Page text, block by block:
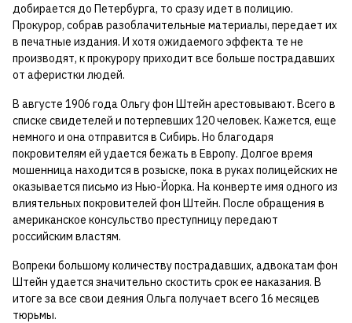
добирается до Петербурга, то сразу идет в полицию.
Прокурор, собрав разоблачительные материалы, передает их
в печатные издания. И хотя ожидаемого эффекта те не
производят, к прокурору приходит все больше пострадавших
от аферистки людей.
В августе 1906 года Ольгу фон Штейн арестовывают. Всего в
списке свидетелей и потерпевших 120 человек. Кажется, еще
немного и она отправится в Сибирь. Но благодаря
покровителям ей удается бежать в Европу. Долгое время
мошенница находится в розыске, пока в руках полицейских не
оказывается письмо из Нью-Йорка. На конверте имя одного из
влиятельных покровителей фон Штейн. После обращения в
американское консульство преступницу передают
российским властям.
Вопреки большому количеству пострадавших, адвокатам фон
Штейн удается значительно скостить срок ее наказания. В
итоге за все свои деяния Ольга получает всего 16 месяцев
тюрьмы.